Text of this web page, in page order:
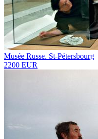
Musée Russe. St-Pétersbourg
2200 EUR